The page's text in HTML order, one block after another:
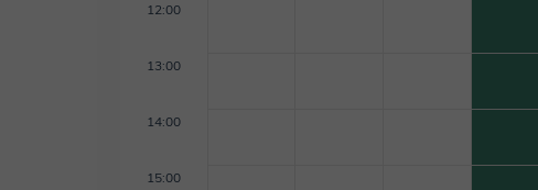
12:00
13:00
14:00
15:00